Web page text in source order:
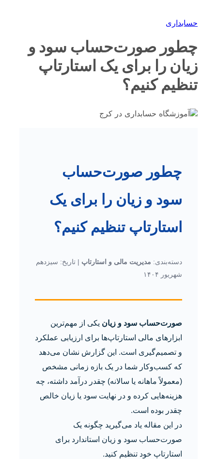
حسابداری
چطور صورت‌حساب سود و
زیان را برای یک استارتاپ
تنظیم کنیم؟
چطور صورت‌حساب
سود و زیان را برای یک
استارتاپ تنظیم کنیم؟
دسته‌بندی: مدیریت مالی و استارتاپ | تاریخ: سیزدهم
شهریور ۱۴۰۴
صورت‌حساب سود و زیان یکی از مهم‌ترین
ابزارهای مالی استارتاپ‌ها برای ارزیابی عملکرد
و تصمیم‌گیری است. این گزارش نشان می‌دهد
که کسب‌وکار شما در یک بازه زمانی مشخص
(معمولاً ماهانه یا سالانه) چقدر درآمد داشته، چه
هزینه‌هایی کرده و در نهایت سود یا زیان خالص
چقدر بوده است.
در این مقاله یاد می‌گیرید چگونه یک
صورت‌حساب سود و زیان استاندارد برای
استارتاپ خود تنظیم کنید.